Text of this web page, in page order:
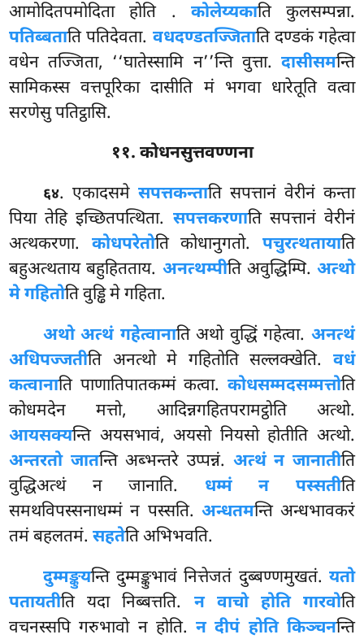
आमोदितपमोदिता होति . कोलेय्यकाति कुलसम्पन्ना.
पतिब्बताति पतिदेवता. वधदण्डतज्जिताति दण्डकं गहेत्वा
वधेन तज्जिता, ‘‘घातेस्सामि न’’न्ति वुत्ता. दासीसमन्ति
सामिकस्स वत्तपूरिका दासीति मं भगवा धारेतूति वत्वा
सरणेसु पतिट्ठासि.
११. कोधनसुत्तवण्णना
६४. एकादसमे सपत्तकन्ताति सपत्तानं वेरीनं कन्ता
पिया तेहि इच्छितपत्थिता. सपत्तकरणाति सपत्तानं वेरीनं
अत्थकरणा. कोधपरेतोति कोधानुगतो. पचुरत्थतायाति
बहुअत्थताय बहुहितताय. अनत्थम्पीति अवुद्धिम्पि. अत्थो
मे गहितोति वुड्ढि मे गहिता.
अथो अत्थं गहेत्वानाति अथो वुद्धिं गहेत्वा. अनत्थं
अधिपज्जतीति अनत्थो मे गहितोति सल्लक्खेति. वधं
कत्वानाति पाणातिपातकम्मं कत्वा. कोधसम्मदसम्मत्तोति
कोधमदेन मत्तो, आदिन्नगहितपरामट्ठोति अत्थो.
आयसक्यन्ति अयसभावं, अयसो नियसो होतीति अत्थो.
अन्तरतो जातन्ति अब्भन्तरे उप्पन्नं. अत्थं न जानातीति
वुद्धिअत्थं न जानाति. धम्मं न पस्सतीति
समथविपस्सनाधम्मं न पस्सति. अन्धतमन्ति अन्धभावकरं
तमं बहलतमं.सहतेति अभिभवति.
दुम्मङ्कुयन्ति दुम्मङ्कुभावं नित्तेजतं दुब्बण्णमुखतं. यतो
पतायतीति यदा निब्बत्तति. न वाचो होति गारवोति
वचनस्सपि गरुभावो न होति.न दीपं होति किञ्चनन्ति